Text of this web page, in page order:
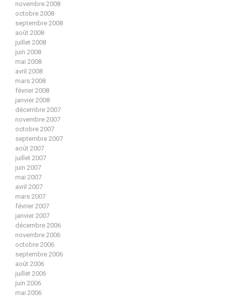
novembre 2008
octobre 2008
septembre 2008
août 2008
juillet 2008
juin 2008
mai 2008
avril 2008
mars 2008
février 2008
janvier 2008
décembre 2007
novembre 2007
octobre 2007
septembre 2007
août 2007
juillet 2007
juin 2007
mai 2007
avril 2007
mars 2007
février 2007
janvier 2007
décembre 2006
novembre 2006
octobre 2006
septembre 2006
août 2006
juillet 2006
juin 2006
mai 2006